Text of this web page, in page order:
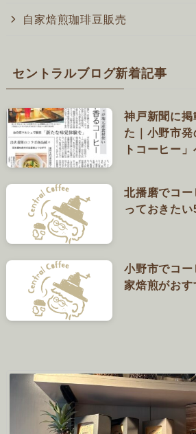
自家焙煎珈琲豆販売
セントラルブログ新着記事
神戸新聞に掲
た｜小野市
トコーヒー
北播磨でコ
っておきた
小野市でコー
家焙煎がおす